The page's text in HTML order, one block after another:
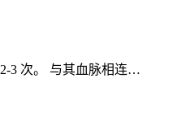
3 次。 与其血脉相连…